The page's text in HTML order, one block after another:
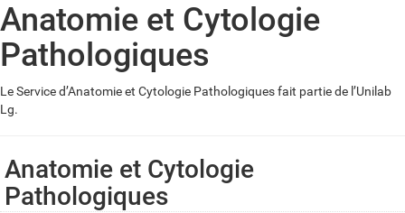
Anatomie et Cytologie
Pathologiques
Le Service d’Anatomie et Cytologie Pathologiques fait partie de l’Unilab
Lg.
Anatomie et Cytologie
Pathologiques